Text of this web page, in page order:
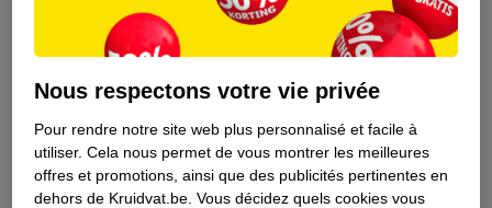
Nous respectons votre vie privée
Pour rendre notre site web plus personnalisé et facile à
utiliser. Cela nous permet de vous montrer les meilleures
offres et promotions, ainsi que des publicités pertinentes en
dehors de Kruidvat.be. Vous décidez quels cookies vous